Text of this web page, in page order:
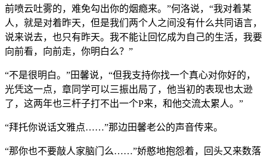
前喷云吐雾的，难免勾出你的烟瘾来。”何洛说，“我对着某
人，就是对着昨天，但是我们两个人之间没有什么共同语言，
说来说去，也只有昨天。我不能让回忆成为自己的生活，我要
向前看，向前走，你明白么？”
“不是很明白。”田馨说，“但我支持你找一个真心对你好的，
光凭这一点，章同学可以三振出局了，他当初的表现也太逊
了，这两年也三杆子打不出一个P来，和他交流太累人。”
“拜托你说话文雅点……”那边田馨老公的声音传来。
“那你也不要敲人家脑门么……”娇憨地抱怨着，回头又来数落